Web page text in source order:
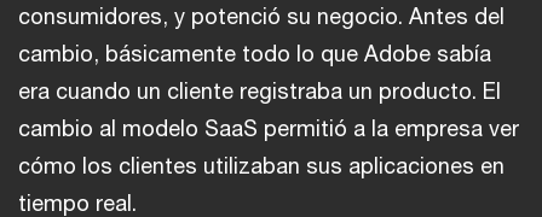
consumidores, y potenció su negocio. Antes del
cambio, básicamente todo lo que Adobe sabía
era cuando un cliente registraba un producto. El
cambio al modelo SaaS permitió a la empresa ver
cómo los clientes utilizaban sus aplicaciones en
tiempo real.